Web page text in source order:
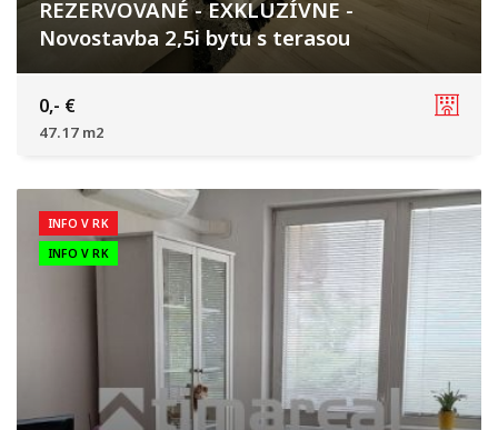
REZERVOVANÉ - EXKLUZÍVNE -
Novostavba 2,5i bytu s terasou
Na výslní, Biely Kostol
0,- €
47.17 m2
INFO V RK
INFO V RK